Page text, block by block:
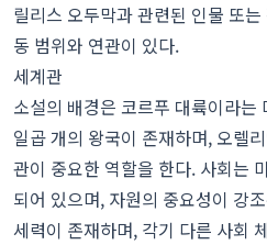
릴리스 오두막과 관련된 인물 또
동 범위와 연관이 있다.
세계관
소설의 배경은 코르푸 대륙이라는
일곱 개의 왕국이 존재하며, 오렐
관이 중요한 역할을 한다. 사회는
되어 있으며, 자원의 중요성이 강
세력이 존재하며, 각기 다른 사회